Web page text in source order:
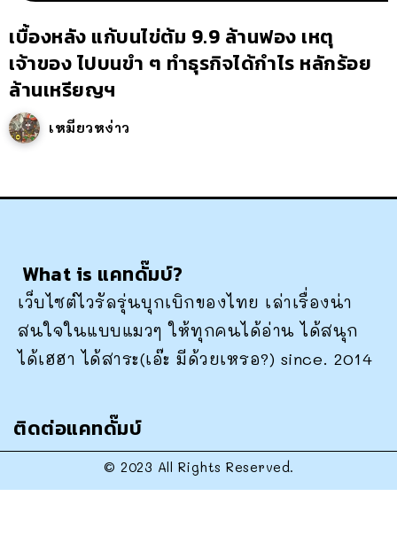
เบื้องหลัง แก้บนไข่ต้ม 9.9 ล้านฟอง เหตุ
เจ้าของ ไปบนขำ ๆ ทำธุรกิจได้กำไร หลักร้อย
ล้านเหรียญฯ
เหมียวหง่าว
What is แคทดั๊มบ์?
เว็บไซต์ไวรัลรุ่นบุกเบิกของไทย เล่าเรื่องน่า
สนใจในแบบแมวๆ ให้ทุกคนได้อ่าน ได้สนุก
ได้เฮฮา ได้สาระ(เอ๊ะ มีด้วยเหรอ?) since. 2014
ติดต่อแคทดั๊มบ์
© 2023 All Rights Reserved.